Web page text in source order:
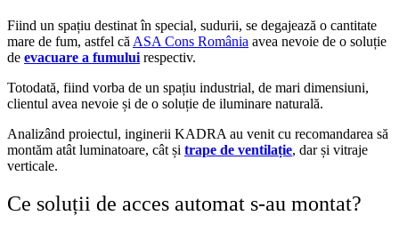
Fiind un spațiu destinat în special, sudurii, se degajează o cantitate
mare de fum, astfel că ASA Cons România avea nevoie de o soluție
de evacuare a fumului respectiv.
Totodată, fiind vorba de un spațiu industrial, de mari dimensiuni,
clientul avea nevoie și de o soluție de iluminare naturală.
Analizând proiectul, inginerii KADRA au venit cu recomandarea să
montăm atât luminatoare, cât și trape de ventilație, dar și vitraje
verticale.
Ce soluții de acces automat s-au montat?